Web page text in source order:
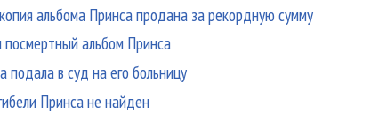
альбома Принса продана за рекордную сумму
посмертный альбом Принса
подала в суд на его больницу
Принса не найден